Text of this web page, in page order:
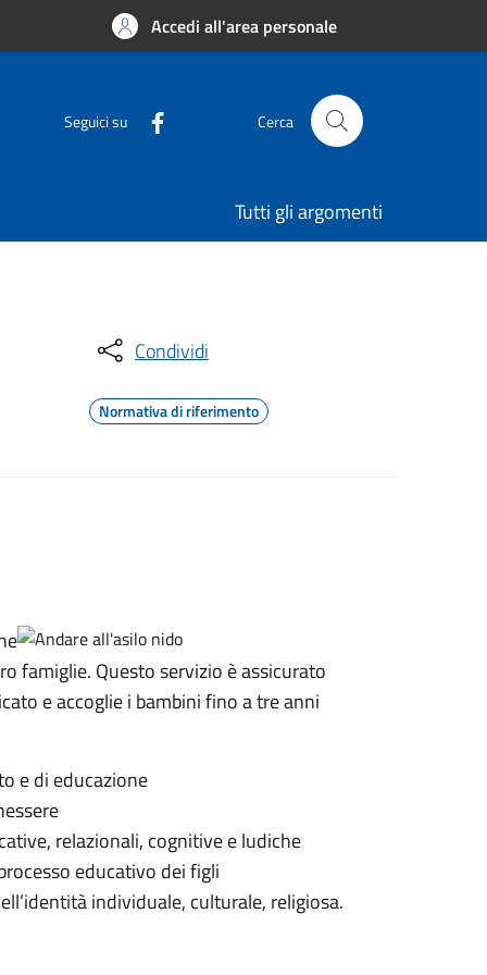
Accedi all'area personale
Seguici su Cerca
Tutti gli argomenti
Condividi
Normativa di riferimento
famiglie. Questo servizio è assicurato
e accoglie i bambini fino a tre anni
e di educazione
relazionali, cognitive e ludiche
educativo dei figli
individuale, culturale, religiosa.